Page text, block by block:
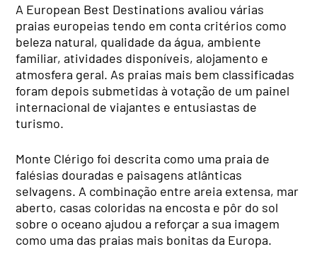
A European Best Destinations avaliou várias
praias europeias tendo em conta critérios como
beleza natural, qualidade da água, ambiente
familiar, atividades disponíveis, alojamento e
atmosfera geral. As praias mais bem classificadas
foram depois submetidas à votação de um painel
internacional de viajantes e entusiastas de
turismo.
Monte Clérigo foi descrita como uma praia de
falésias douradas e paisagens atlânticas
selvagens. A combinação entre areia extensa, mar
aberto, casas coloridas na encosta e pôr do sol
sobre o oceano ajudou a reforçar a sua imagem
como uma das praias mais bonitas da Europa.